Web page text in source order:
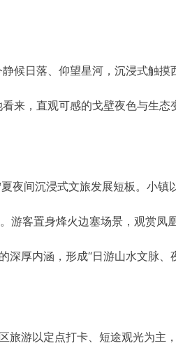
候日落、仰望星河，沉浸式触
来，直观可感的戈壁夜色与生
夜间沉浸式文旅发展短板。小镇
游客置身烽火边塞场景，观赏凤
厚内涵，形成“日游山水文脉、
旅游以定点打卡、短途观光为主